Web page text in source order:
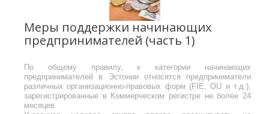
Меры поддержки начинающих
предпринимателей (часть 1)
По общему правилу, к категории начинающих
предпринимателей в Эстонии относятся предприниматели
различных организационно-правовых форм (FIE, OÜ и т.д.),
зарегистрированные в Коммерческом регистре не более 24
месяцев.